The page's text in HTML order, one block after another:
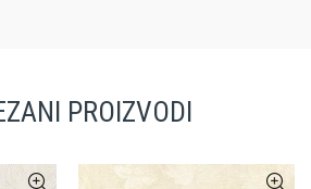
PROIZVODI